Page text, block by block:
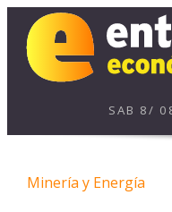
SAB 8/
Minería y Energía